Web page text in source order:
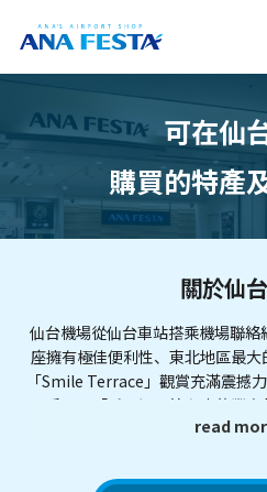
可在仙
購買的特產
關於仙
仙台機場從仙台車站搭乘機場聯
座擁有極佳便利性、東北地區最
「Smile Terrace」觀賞充滿震撼
舌」、「毛豆泥」等名產的豐
「Tobuccha」的駕駛艙搭乘體驗
想特地前來遊
read